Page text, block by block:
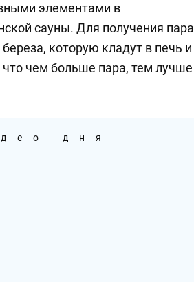
элементами в
сауны. Для получения пара
которую кладут в печь и
чем больше пара, тем лучше
дня